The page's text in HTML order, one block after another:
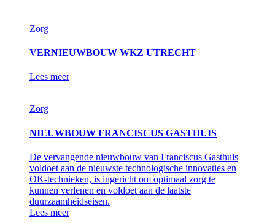
Zorg
VERNIEUWBOUW WKZ UTRECHT
Lees meer
Zorg
NIEUWBOUW FRANCISCUS GASTHUIS
De vervangende nieuwbouw van Franciscus Gasthuis
voldoet aan de nieuwste technologische innovaties en
OK-technieken, is ingericht om optimaal zorg te
kunnen verlenen en voldoet aan de laatste
duurzaamheidseisen.
Lees meer